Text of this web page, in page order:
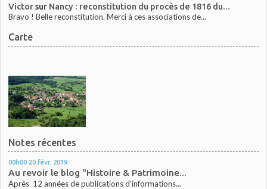
Victorsur Nancy : reconstitution du procès de 1816 du...
Bravo ! Belle reconstitution. Merci à ces associations de...
Carte
Notes récentes
00h00 20 févr. 2019
Au revoir le blog "Histoire & Patrimoine...
Après 12 années de publications d'informations...